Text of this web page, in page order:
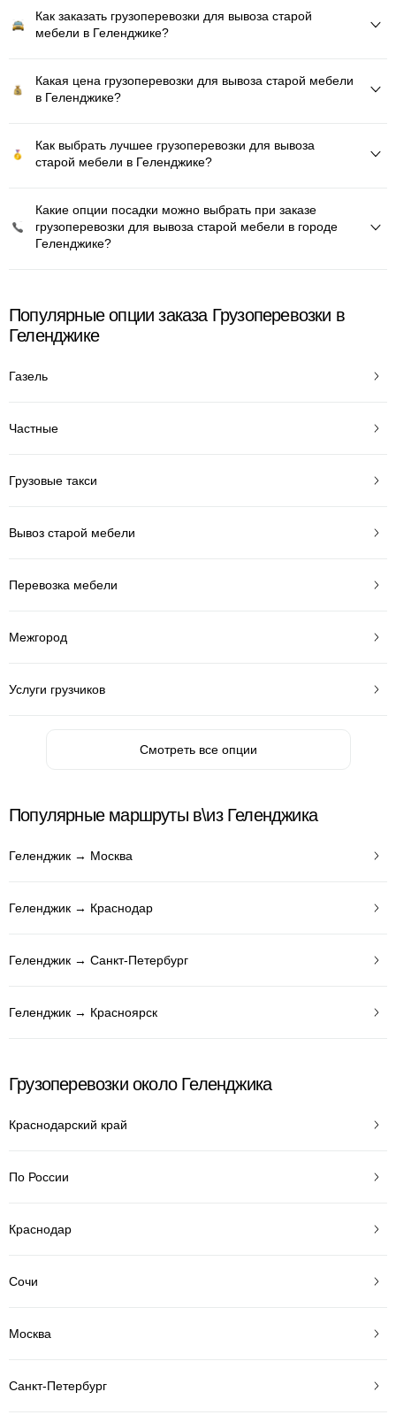
Как заказать грузоперевозки для вывоза старой
мебели в Геленджике?
Какая цена грузоперевозки для вывоза старой мебели
в Геленджике?
Как выбрать лучшее грузоперевозки для вывоза
старой мебели в Геленджике?
Какие опции посадки можно выбрать при заказе
грузоперевозки для вывоза старой мебели в городе
Геленджике?
Популярные опции заказа Грузоперевозки в
Геленджике
Газель
Частные
Грузовые такси
Вывоз старой мебели
Перевозка мебели
Межгород
Услуги грузчиков
Смотреть все опции
Популярные маршруты в\из Геленджика
Геленджик → Москва
Геленджик → Краснодар
Геленджик → Санкт-Петербург
Геленджик → Красноярск
Грузоперевозки около Геленджика
Краснодарский край
По России
Краснодар
Сочи
Москва
Санкт-Петербург